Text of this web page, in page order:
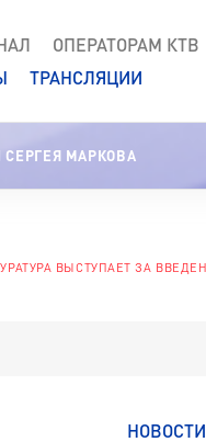
ОПЕРАТОРАМ КТВ
ТРАНСЛЯЦИИ
МАРКОВА
ВЫСТУПАЕТ ЗА
НОВОСТИ